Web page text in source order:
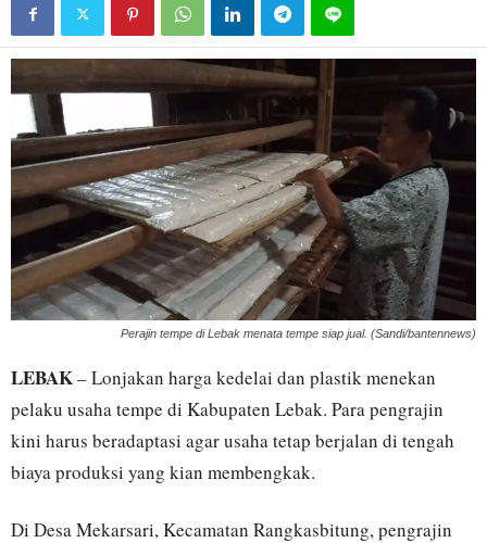
Perajin tempe di Lebak menata tempe siap jual. (Sandi/bantennews)
LEBAK– Lonjakan harga kedelai dan plastik menekan
pelaku usaha tempe di Kabupaten Lebak. Para pengrajin
kini harus beradaptasi agar usaha tetap berjalan di tengah
biaya produksi yang kian membengkak.
Di Desa Mekarsari, Kecamatan Rangkasbitung, pengrajin